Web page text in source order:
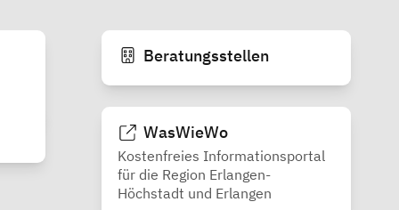
Beratungsstellen
WasWieWo
Kostenfreies Informationsportal
für die Region Erlangen-
Höchstadt und Erlangen